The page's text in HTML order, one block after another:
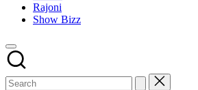
Rajoni
Show Bizz